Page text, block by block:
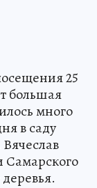
25
большая
много
в саду
Самарского